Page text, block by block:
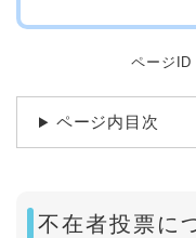
ページID
ページ内目次
不在者投票に